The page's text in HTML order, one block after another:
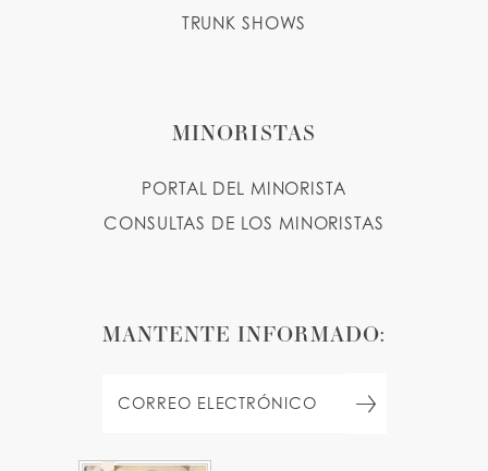
TRUNK SHOWS
MINORISTAS
PORTAL DEL MINORISTA
CONSULTAS DE LOS MINORISTAS
MANTENTE INFORMADO: